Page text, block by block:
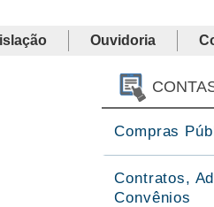
Ouvidoria
Compras
Contratos,
Convênios